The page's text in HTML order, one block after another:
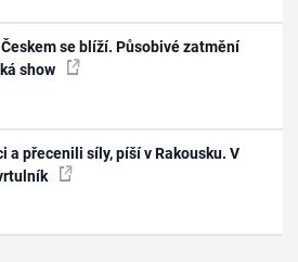
se blíží. Působivé zatmění
show
a přecenili síly, píší v Rakousku. V